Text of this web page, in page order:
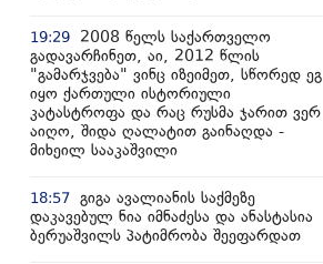
19:29
2008 წელს საქართველო
გადავარჩინეთ, აი, 2012 წლის
"გამარჯვება" ვინც იზეიმეთ, სწორედ ეგ
იყო ქართული ისტორიული
კატასტროფა და რაც რუსმა ჯარით ვერ
აიღო, შიდა ღალატით გაინაღდა -
მიხეილ სააკაშვილი
18:57 გიგა ავალიანის საქმეზე
დაკავებულ ნია იმნაძესა და ანასტასია
ბერუაშვილს პატიმრობა შეეფარდათ